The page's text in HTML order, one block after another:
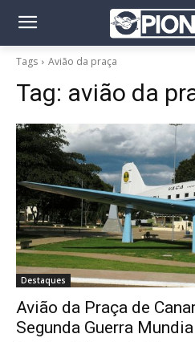
Tags Avião da praça
Tag: avião da
Destaques
Avião da Praça de
Segunda Guerra